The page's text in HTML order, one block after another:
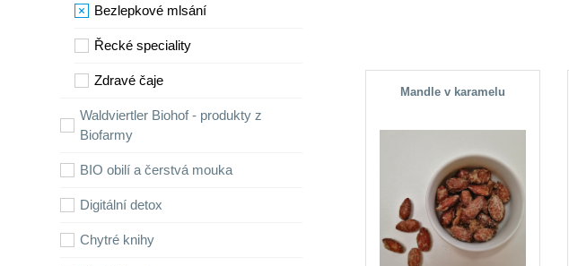
Bezlepkové mlsání
Řecké speciality
Zdravé čaje
Waldviertler Biohof - produkty z
Biofarmy
BIO obilí a čerstvá mouka
Digitální detox
Chytré knihy
Mandle v karamelu